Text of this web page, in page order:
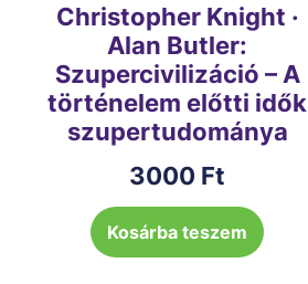
Christopher Knight ·
Alan Butler:
Szupercivilizáció – A
történelem előtti idők
szupertudománya
3000 Ft
Kosárba teszem